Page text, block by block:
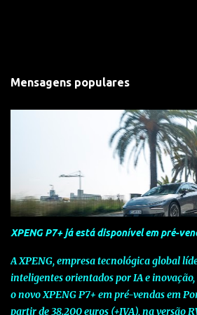
Mensagens populares
XPENG P7+ já está disponível em pré-
A XPENG, empresa tecnológica global
inteligentes orientados por IA e
o novo XPENG P7+ em pré-vendas em
partir de 38.200 euros (+IVA), na versão